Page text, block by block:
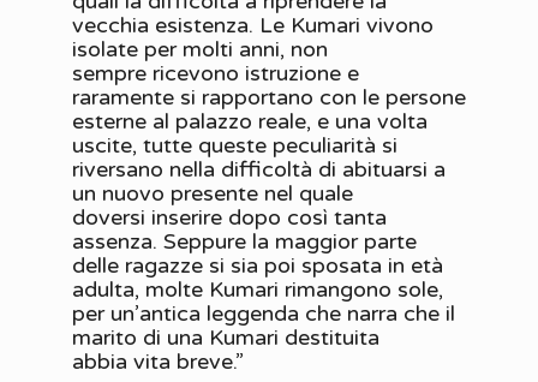
vecchia esistenza. Le Kumari vivono
isolate per molti anni, non
sempre ricevono istruzione e
raramente si rapportano con le persone
esterne al palazzo reale, e una volta
uscite, tutte queste peculiarità si
riversano nella difficoltà di abituarsi a
un nuovo presente nel quale
doversi inserire dopo così tanta
assenza. Seppure la maggior parte
delle ragazze si sia poi sposata in età
adulta, molte Kumari rimangono sole,
per un’antica leggenda che narra che il
marito di una Kumari destituita
abbia vita breve.”